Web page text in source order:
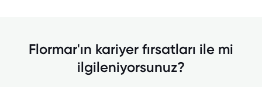
Flormar'ın kariyer fırsatları ile mi
ilgileniyorsunuz?